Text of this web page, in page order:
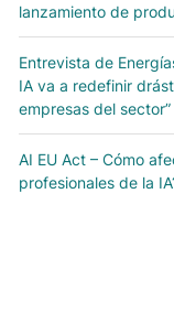
lanzamiento de
Entrevista de
IA va a redefinir
empresas del sector”
AI EU Act – Cómo
profesionales de la